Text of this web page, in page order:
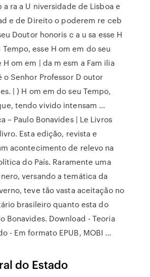
a ra a U niversidade de Lisboa e
e de Direito o poderem re ceb
Doutor honoris c a u sa esse H
esse H om em do seu
H om em | da m esm a Fam ilia
Senhor Professor D outor
| ) H om em do seu Tempo,
tendo vivido intensam …
– Paulo Bonavides | Le Livros
Esta edição, revista e
acontecimento de relevo na
do País. Raramente uma
versando a temática da
teve tão vasta aceitação no
brasileiro quanto esta do
Bonavides. Download - Teoria
- Em formato EPUB, MOBI ...
do Estado